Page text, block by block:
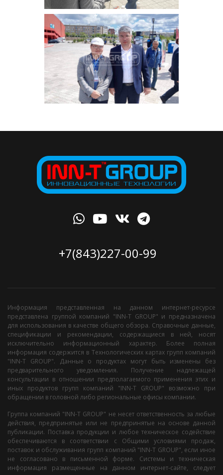
+7(843)227-00-99
Информация представленная на данном интернет-ресурсе
представлена группой компаний "INN-T GROUP" и предназначена
для использования в качестве общего обзора. Справочные данные,
спецификации и рекомендации, содержащиеся в ней, носят
исключительно информационный характер. Более полная
информация содержится в Технологических картах групп компаний
"INN-T GROUP". Данные о продуктах могут быть изменены без
предварительного уведомления. Получение надлежащей
консультации в отношении предполагаемого применения этих и
иных продуктов групп компаний "INN-T GROUP" возможно при
обращении в головной либо региональные офисы компании.
Группа компаний "INN-T GROUP" не несет ответственность за любые
действия, предпринятые или не предпринятые на основе данной
публикации. Поставка продукции и любое техническое содействие
обеспечиваются в соответствии с Общими условиями продаж,
поставок и обслуживания групп компаний "INN-T GROUP", если иное
не согласовано в письменной форме. Системы и техническая
информация размещенные на данном интернет-сайте, следует